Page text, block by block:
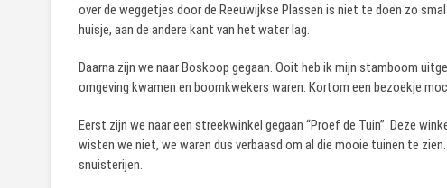
over de weggetjes door de Reeuwijkse Plassen is niet te doen zo
huisje, aan de andere kant van het water lag.
Daarna zijn we naar Boskoop gegaan. Ooit heb ik mijn stamboom
omgeving kwamen en boomkwekers waren. Kortom een bezoekje
Eerst zijn we naar een streekwinkel gegaan “Proef de Tuin”. Deze
wisten we niet, we waren dus verbaasd om al die mooie tuinen te
snuisterijen.